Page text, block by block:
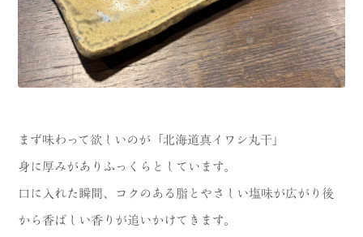
まず味わって欲しいのが「北海道真イワシ丸干」
身に厚みがありふっくらとしています。
口に入れた瞬間、コクのある脂とやさしい塩味が広がり後
から香ばしい香りが追いかけてきます。